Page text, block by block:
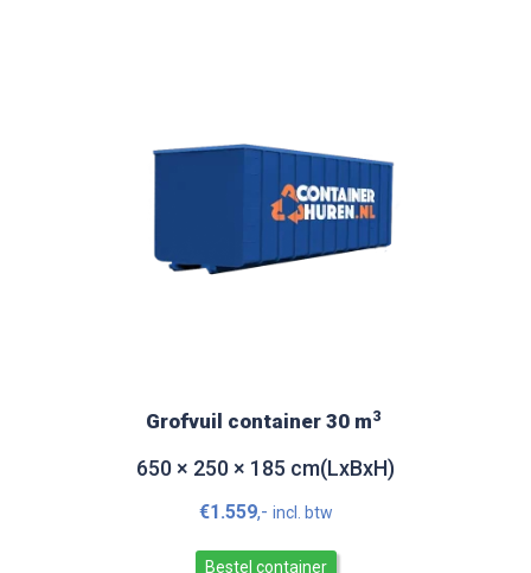
Grofvuil container 30 m3
650 × 250 × 185 cm(LxBxH)
€1.559,- incl. btw
Bestel container